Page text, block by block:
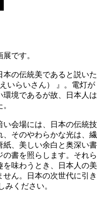
です。
の伝統美であると説いた
いらいさん） 』。電灯が
境であるが故、日本人は
い会場には、日本の伝統技
そのやわらかな光は、繊
、美しい余白と奥深い書
書を照らします。それら
味わうとき、日本人の美
ん。日本の次世代に引き
ください。